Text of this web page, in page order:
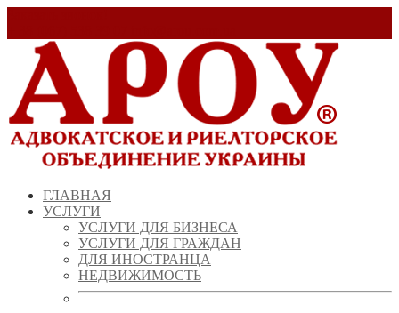
ГЛАВНАЯ
УСЛУГИ
УСЛУГИ ДЛЯ БИЗНЕСА
УСЛУГИ ДЛЯ ГРАЖДАН
ДЛЯ ИНОСТРАНЦА
НЕДВИЖИМОСТЬ